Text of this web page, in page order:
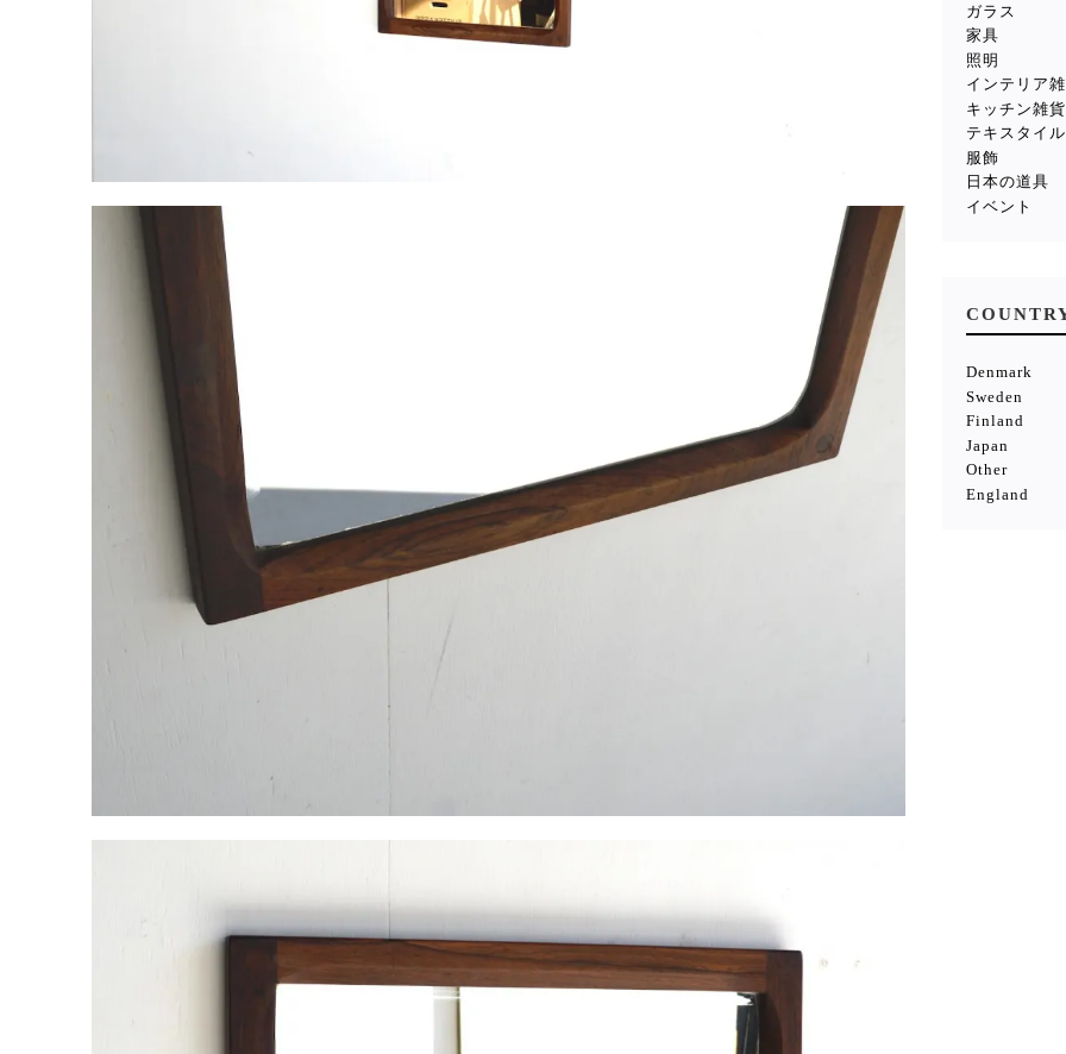
ガラス
家具
照明
インテリア
キッチン雑貨
テキスタイル
服飾
日本の道具
イベント
Denmark
Sweden
Finland
Japan
Other
England